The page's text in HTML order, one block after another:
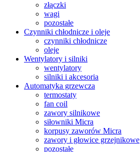
złączki
wagi
pozostałe
Czynniki chłodnicze i oleje
czynniki chłodnicze
oleje
Wentylatory i silniki
wentylatory
silniki i akcesoria
Automatyka grzewcza
termostaty
fan coil
zawory silnikowe
siłowniki Micra
korpusy zaworów Micra
zawory i głowice grzejnikowe
pozostałe